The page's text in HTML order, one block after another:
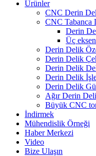
Ürünler
CNC Derin
CNC Tabanca
Derin
Üç
Derin Delik
Derin Delik
Derin Delik
Derin Delik
Derin Delik
Ağır Derin
Büyük CNC
İndirmek
Mühendislik Örneği
Haber Merkezi
Video
Bize Ulaşın